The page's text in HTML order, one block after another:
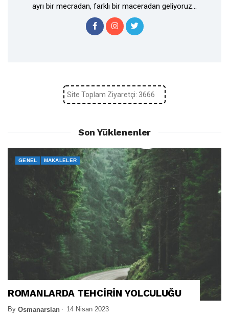
ayrı bir mecradan, farklı bir maceradan geliyoruz...
Site Toplam Ziyaretçi: 3666
Son Yüklenenler
GENEL MAKALELER
ROMANLARDA TEHCİRİN YOLCULUĞU
By Osmanarslan 14 Nisan 2023